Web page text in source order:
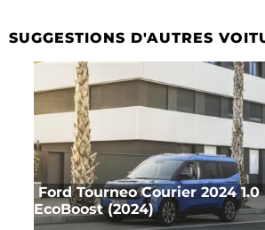
SUGGESTIONS D'AUTRES
Ford Tourneo Courier 2024 1.0
EcoBoost (2024)